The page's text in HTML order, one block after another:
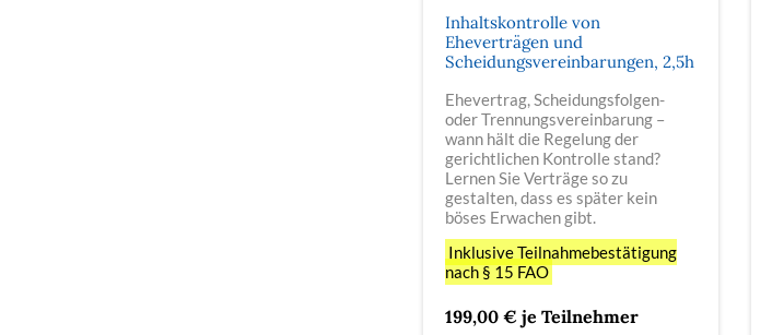
Inhaltskontrolle von
Eheverträgen und
Scheidungsvereinbarungen, 2,5h
Ehevertrag, Scheidungsfolgen-
oder Trennungsvereinbarung –
wann hält die Regelung der
gerichtlichen Kontrolle stand?
Lernen Sie Verträge so zu
gestalten, dass es später kein
böses Erwachen gibt.
Inklusive Teilnahmebestätigung
nach § 15 FAO
199,00 € je Teilnehmer